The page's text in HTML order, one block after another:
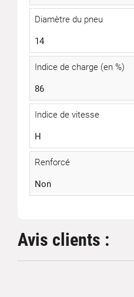
Diamètre du pneu
14
Indice de charge (en %)
86
Indice de vitesse
H
Renforcé
Non
Avis clients :